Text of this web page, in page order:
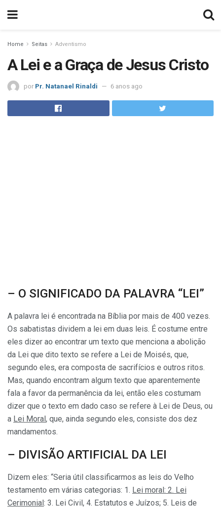
Home Seitas Adventismo
A Lei e a Graça de Jesus Cristo
por Pr. Natanael Rinaldi 6 anos ago
– O SIGNIFICADO DA PALAVRA “LEI”
A palavra lei é encontrada na Bíblia por mais de 400 vezes.
Os sabatistas dividem a lei em duas leis. É costume entre
eles dizer ao encontrar um texto que menciona a abolição
da Lei que dito texto se refere a Lei de Moisés, que,
segundo eles, era composta de sacrifícios e outros ritos.
Mas, quando encontram algum texto que aparentemente
fala a favor da permanência da lei, então eles costumam
dizer que o texto em dado caso se refere à Lei de Deus, ou
a Lei Moral, que, ainda segundo eles, consiste dos dez
mandamentos.
– DIVISÃO ARTIFICIAL DA LEI
Dizem eles: “Seria útil classificarmos as leis do Velho
testamento em várias categorias: 1. Lei moral: 2. Lei
Cerimonial: 3. Lei Civil, 4. Estatutos e Juízos; 5. Leis de